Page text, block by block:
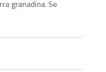
granadina. Se